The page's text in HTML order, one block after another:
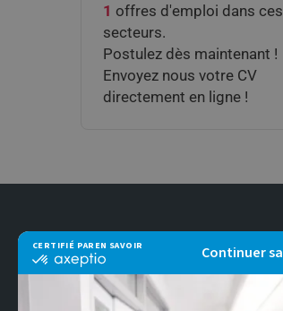
1 offres d'emploi dans ces
secteurs.
Postulez dès maintenant !
Envoyez nous votre CV
directement en ligne !